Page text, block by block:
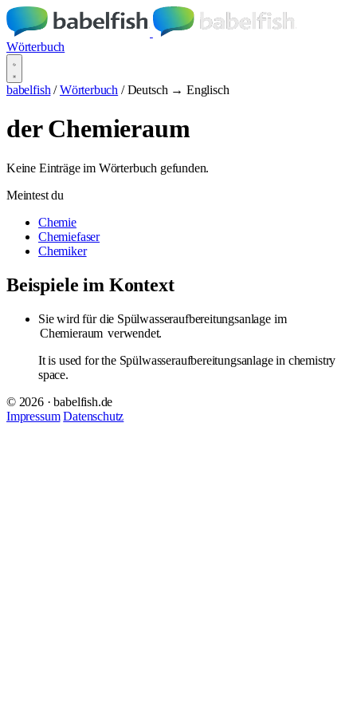
Wörterbuch
babelfish / Wörterbuch / Deutsch → Englisch
der Chemieraum
Keine Einträge im Wörterbuch gefunden.
Meintest du
Chemie
Chemiefaser
Chemiker
Beispiele im Kontext
Sie wird für die Spülwasseraufbereitungsanlage im
Chemieraum verwendet.
It is used for the Spülwasseraufbereitungsanlage in chemistry
space.
© 2026 · babelfish.de
Impressum Datenschutz